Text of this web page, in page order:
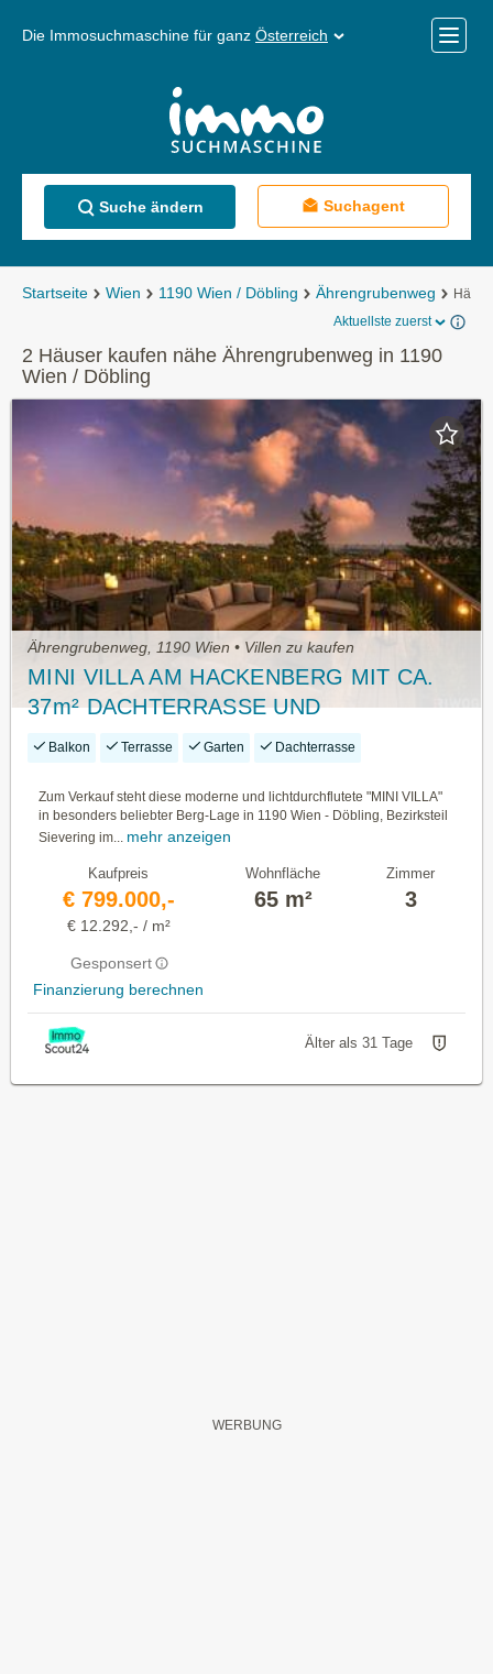
Die Immosuchmaschine für ganz Österreich
Menü
Suche ändern Suchagent
Startseite Wien 1190 Wien / Döbling Ährengrubenweg
Aktuellste zuerst
2 Häuser kaufen nähe Ährengrubenweg in 1190
Wien / Döbling
Ährengrubenweg, 1190 Wien • Villen zu kaufen
MINI VILLA AM HACKENBERG MIT CA.
37m² DACHTERRASSE UND
IMPOSANTEM WEITBLICK AUF DIE CITY
GANZJÄHRIG BEWOHNBAR
Balkon Terrasse Garten Dachterrasse
Zum Verkauf steht diese moderne und lichtdurchflutete "MINI VILLA"
in besonders beliebter Berg-Lage in 1190 Wien - Döbling, Bezirksteil
Sievering im...
mehr anzeigen
Kaufpreis
€ 799.000,-
€ 12.292,- / m²
Gesponsert
Finanzierung berechnen
Wohnfläche
65 m²
Zimmer
3
Älter als 31 Tage